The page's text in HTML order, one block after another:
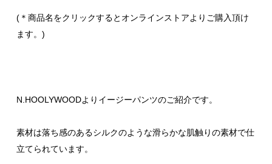
(＊商品名をクリックするとオンラインストアよりご購入頂け
ます。)
N.HOOLYWOODよりイージーパンツのご紹介です。
素材は落ち感のあるシルクのような滑らかな肌触りの素材で仕
立てられています。